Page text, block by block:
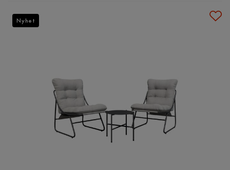
Nyhet